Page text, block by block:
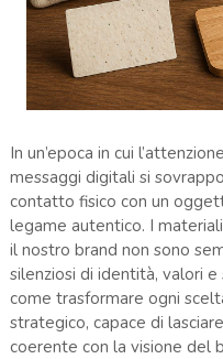
In un’epoca in cui
messaggi digitali si
contatto fisico con un
legame autentico. I
il nostro brand non sono
silenziosi di identità, valori
come trasformare ogni
strategico, capace di
coerente con la visione del